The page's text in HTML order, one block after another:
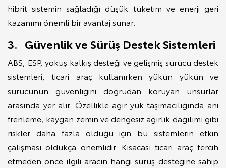
hibrit sistemin sağladığı düşük tüketim ve enerji geri
kazanımı önemli bir avantaj sunar.
3. Güvenlik ve Sürüş Destek Sistemleri
ABS, ESP, yokuş kalkış desteği ve gelişmiş sürücü destek
sistemleri, ticari araç kullanırken yükün yükün ve
sürücünün güvenliğini doğrudan koruyan unsurlar
arasında yer alır. Özellikle ağır yük taşımacılığında ani
frenleme, kaygan zemin ve dengesiz ağırlık dağılımı gibi
riskler daha fazla olduğu için bu sistemlerin etkin
çalışması oldukça önemlidir. Kısacası ticari araç tercih
etmeden önce ilgili aracın hangi sürüş desteğine sahip